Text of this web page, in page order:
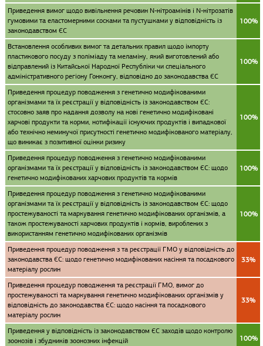
Приведення вимог щодо вивільнення речовин N-нітроамінів і N-нітрозатів
гумовими та еластомерними сосками та пустушками у відповідність із
законодавством ЄС
100%
Встановлення особливих вимог та детальних правил щодо імпорту
пластикового посуду з поліміаду та меламіну, який виготовлений або
відправлений із Китайської Народної Республіки чи спеціального
адміністративного регіону Гонконгу, відповідно до законодавства ЄС
100%
Приведення процедур поводження з генетично модифікованими
організмами та їх реєстрації у відповідність із законодавством ЄС:
стосовно заяв про надання дозволу на нові генетично модифіковані
харчові продукти та корми, нотифікації існуючих продуктів і випадкової
або технічно неминучої присутності генетично модифікованого матеріалу,
що виникає з позитивної оцінки ризику
100%
Приведення процедур поводження з генетично модифікованими
організмами та їх реєстрації у відповідність із законодавством ЄС: щодо
генетично модифікованих харчових продуктів та кормів
100%
Приведення процедур поводження з генетично модифікованими
організмами та їх реєстрації у відповідність із законодавством ЄС: щодо
простежуваності та маркування генетично модифікованих організмів, а
також простежуваності харчових продуктів і кормів, вироблених з
використанням генетично модифікованих організмів
100%
Приведення процедур поводження з та реєстрації ГМО у відповідність до
законодавства ЄС: щодо генетично модифікованих насіння та посадкового
матеріалу рослин
33%
Приведення процедур поводження та реєстрації ГМО, вимог до
простежуваності та маркування генетично модифікованих організмів у
відповідність до законодавства ЄС: щодо насіння та посадкового
матеріалу рослин
33%
Приведення у відповідність із законодавством ЄС заходів щодо контролю
зоонозів і збудників зоонозних інфекцій
100%